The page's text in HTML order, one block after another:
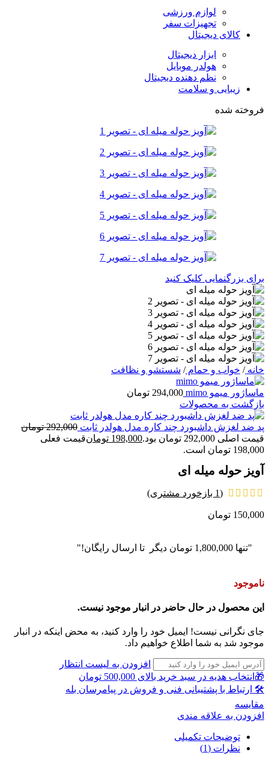
لوازم ورزشی
تجهیزات سفر
کالای دیجیتال
ابزار دیجیتال
هولدر موبایل
نظم دهنده دیجیتال
زیبایی و سلامت
فروخته شده
برای بزرگنمایی کلیک کنید
خانه/ خواب و حمام/ شستشو و نظافت
ماساژور میمو mimo 294,000 تومان
بازگشت به محصولات
پد ضد لغزش داشبورد چند کاره مدل هولدر ثابت 292,000 تومان
قیمت اصلی 292,000 تومان بود.
198,000 تومانقیمت فعلی
198,000 تومان است.
آویز حوله میله ای
(
1 بازخورد مشتری)
150,000 تومان
"تنها 1,800,000 تومان دیگر تا ارسال رایگان!"
ناموجود
این محصول در حال حاضر در انبار موجود نیست.
جای نگرانی نیست! ایمیل خود را وارد کنید، به محض اینکه در انبار
موجود شد به شما اطلاع خواهیم داد.
افزودن به لیست انتظار
🎁انتخاب هدیه در سبد خرید بالای 500,000 تومان
🛠 ارتباط با پشتیبانی فنی و فروش در پیامرسان بله
مقايسه
افزودن به علاقه مندی
توضیحات تکمیلی
نظرات (1)